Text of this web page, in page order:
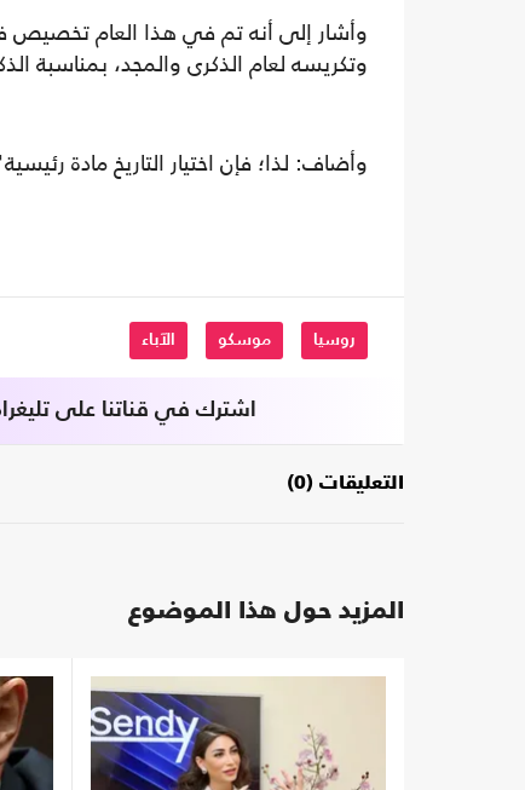
وأشار إلى أنه تم في هذا العام تخصيص
وتكريسه لعام الذكرى والمجد، بمناسبة
وأضاف: لذا؛ فإن اختيار التاريخ مادة
روسيا موسكو الآباء
اشترك في قناتنا على
التعليقات (0)
المزيد حول هذا الموضوع